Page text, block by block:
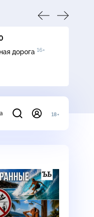
дорога 16+
18+